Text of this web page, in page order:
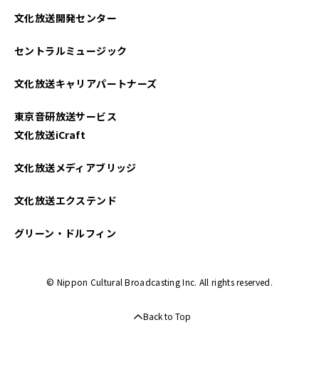
文化放送開発センター
セントラルミュージック
文化放送キャリアパートナーズ
東京音研放送サービス
文化放送iCraft
文化放送メディアブリッジ
文化放送エクステンド
グリーン・ドルフィン
© Nippon Cultural Broadcasting Inc. All rights reserved.
Back to Top